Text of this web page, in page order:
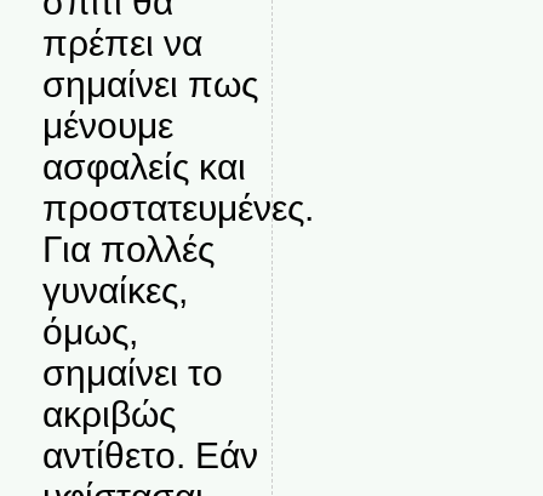
πρέπει να
σημαίνει πως
μένουμε
ασφαλείς και
προστατευμένες.
Για πολλές
γυναίκες,
όμως,
σημαίνει το
ακριβώς
αντίθετο. Εάν